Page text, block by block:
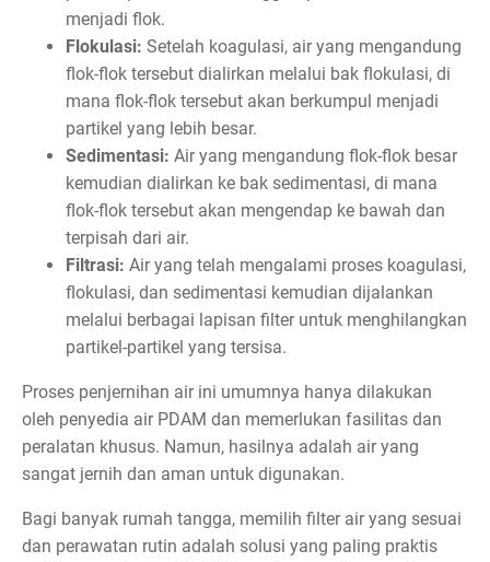
menjadi flok.
Flokulasi: Setelah koagulasi, air yang mengandung
flok-flok tersebut dialirkan melalui bak flokulasi, di
mana flok-flok tersebut akan berkumpul menjadi
partikel yang lebih besar.
Sedimentasi: Air yang mengandung flok-flok besar
kemudian dialirkan ke bak sedimentasi, di mana
flok-flok tersebut akan mengendap ke bawah dan
terpisah dari air.
Filtrasi: Air yang telah mengalami proses koagulasi,
flokulasi, dan sedimentasi kemudian dijalankan
melalui berbagai lapisan filter untuk menghilangkan
partikel-partikel yang tersisa.
Proses penjernihan air ini umumnya hanya dilakukan
oleh penyedia air PDAM dan memerlukan fasilitas dan
peralatan khusus. Namun, hasilnya adalah air yang
sangat jernih dan aman untuk digunakan.
Bagi banyak rumah tangga, memilih filter air yang sesuai
dan perawatan rutin adalah solusi yang paling praktis